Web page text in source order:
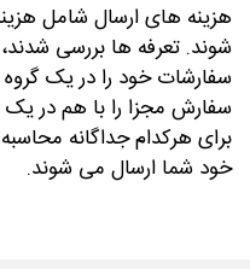
هزینه های ارسال شامل
شوند. تعرفه ها بررسی
سفارشات خود را در یک گروه
سفارش مجزا را با هم در یک
برای هرکدام جداگانه
خود شما ارسال می شوند.